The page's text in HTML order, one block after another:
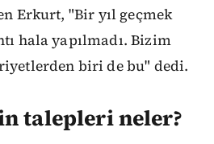
Erkurt, "Bir yıl geçmek
hala yapılmadı. Bizim
biri de bu" dedi.
talepleri neler?